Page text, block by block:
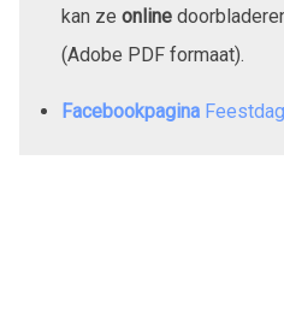
kan ze online
(Adobe PDF formaat).
Facebookpagina